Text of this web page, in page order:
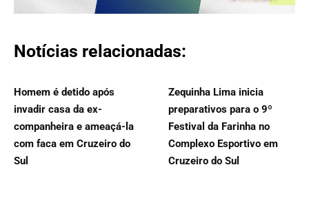
Notícias relacionadas:
Homem é detido após
invadir casa da ex-
companheira e ameaçá-la
com faca em Cruzeiro do
Sul
Zequinha Lima inicia
preparativos para o 9º
Festival da Farinha no
Complexo Esportivo em
Cruzeiro do Sul